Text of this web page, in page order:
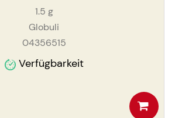
1.5 g
Globuli
04356515
Verfügbarkeit